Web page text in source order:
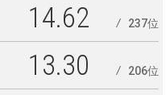
14.62 237位
13.30 206位